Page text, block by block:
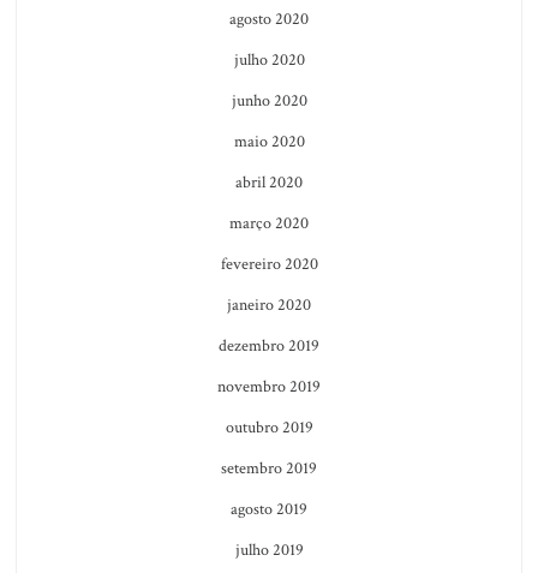
agosto 2020
julho 2020
junho 2020
maio 2020
abril 2020
março 2020
fevereiro 2020
janeiro 2020
dezembro 2019
novembro 2019
outubro 2019
setembro 2019
agosto 2019
julho 2019